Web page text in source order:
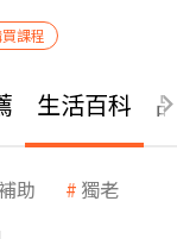
課程
生活百科
助 獨老